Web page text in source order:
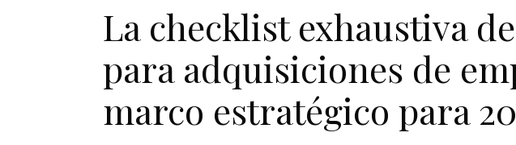
La checklist exhaustiva
para adquisiciones de
marco estratégico para